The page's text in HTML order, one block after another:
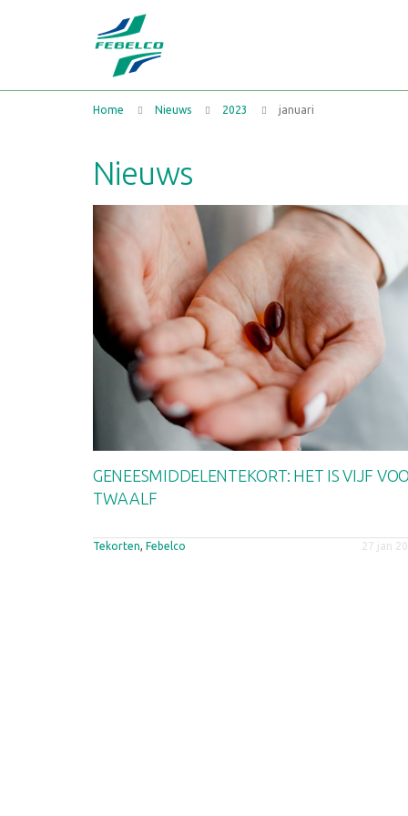
Home Nieuws 2023 januari
Nieuws
GENEESMIDDELENTEKORT: HET IS VIJF
TWAALF
27 jan
Tekorten, Febelco